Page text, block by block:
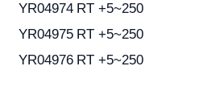
YR04974 RT +5~250
YR04975 RT +5~250
YR04976 RT +5~250